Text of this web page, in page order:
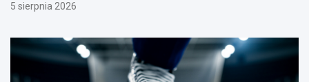
5 sierpnia 2026